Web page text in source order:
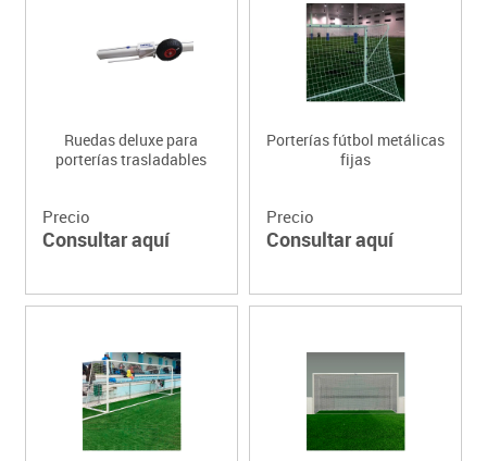
Ruedas deluxe para
porterías trasladables
Precio
Consultar aquí
Porterías fútbol metálicas
fijas
Precio
Consultar aquí